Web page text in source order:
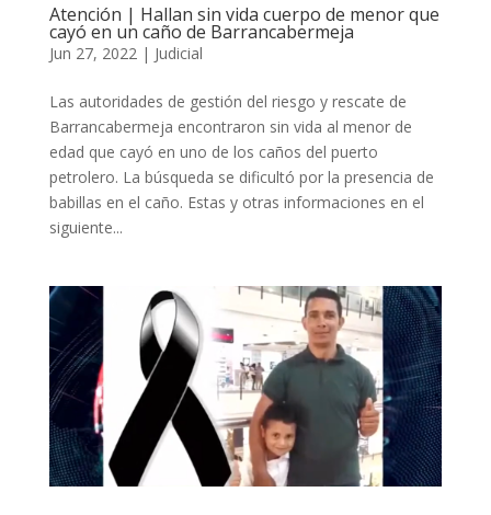
Atención | Hallan sin vida cuerpo de menor que
cayó en un caño de Barrancabermeja
Jun 27, 2022 | Judicial
Las autoridades de gestión del riesgo y rescate de
Barrancabermeja encontraron sin vida al menor de
edad que cayó en uno de los caños del puerto
petrolero. La búsqueda se dificultó por la presencia de
babillas en el caño. Estas y otras informaciones en el
siguiente...